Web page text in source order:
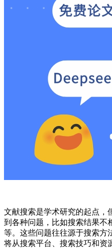
文献搜索是学术研究的起点，
到各种问题，比如搜索结果不
等。这些问题往往源于搜索方
将从搜索平台、搜索技巧和资